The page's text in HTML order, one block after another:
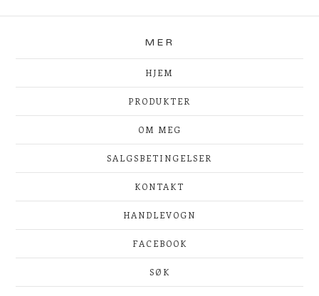
MER
HJEM
PRODUKTER
OM MEG
SALGSBETINGELSER
KONTAKT
HANDLEVOGN
FACEBOOK
SØK